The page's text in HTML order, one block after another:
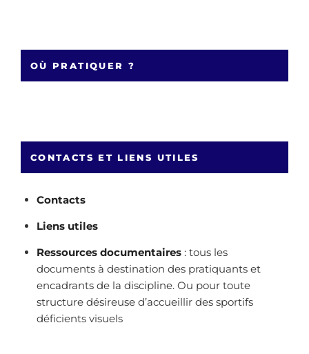
OÙ PRATIQUER ?
CONTACTS ET LIENS UTILES
Contacts
Liens utiles
Ressources documentaires : tous les
documents à destination des pratiquants et
encadrants de la discipline. Ou pour toute
structure désireuse d’accueillir des sportifs
déficients visuels